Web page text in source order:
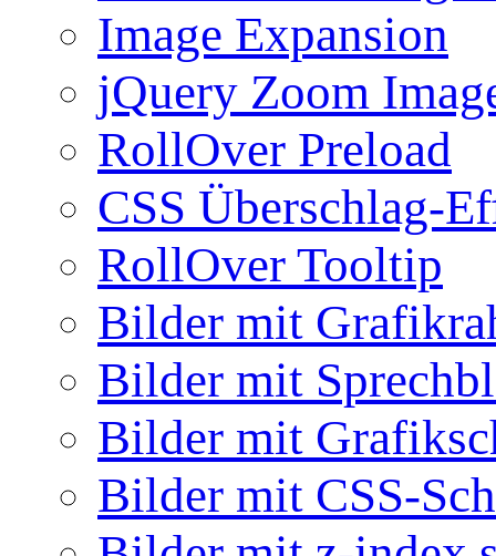
Image Expansion
jQuery Zoom
RollOver Preload
CSS Überschlag-
RollOver Tooltip
Bilder mit
Bilder mit
Bilder mit
Bilder mit CSS-